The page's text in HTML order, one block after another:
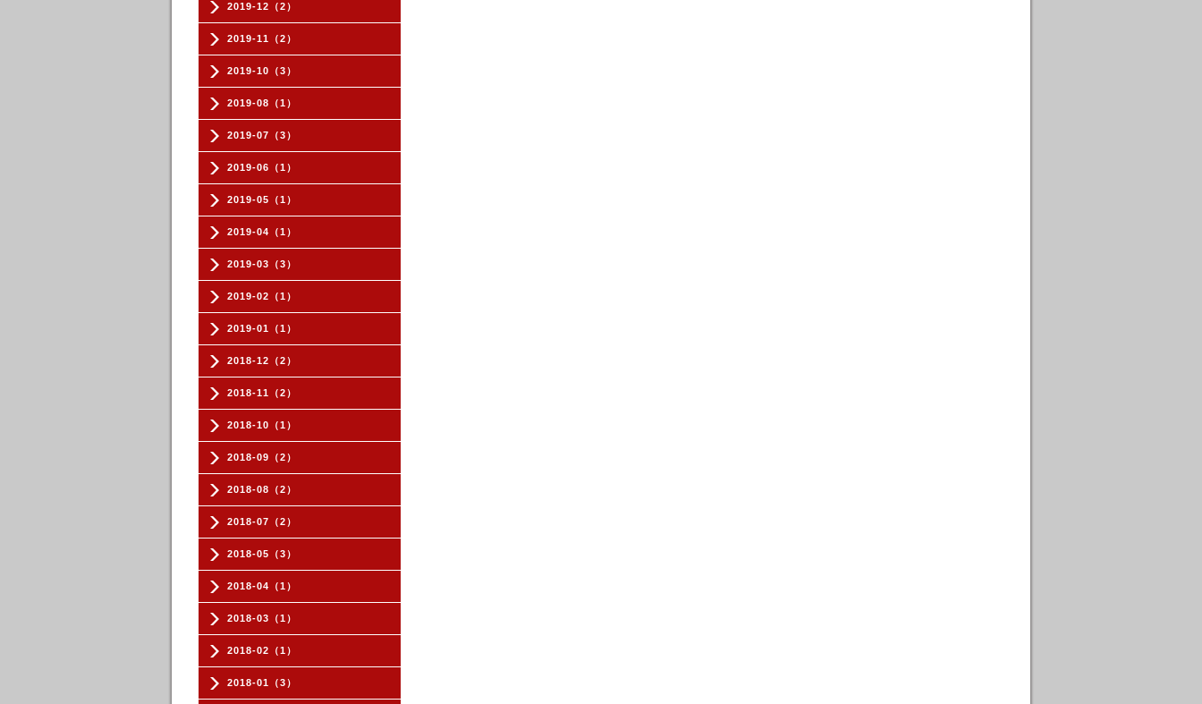
2019-12（2）
2019-11（2）
2019-10（3）
2019-08（1）
2019-07（3）
2019-06（1）
2019-05（1）
2019-04（1）
2019-03（3）
2019-02（1）
2019-01（1）
2018-12（2）
2018-11（2）
2018-10（1）
2018-09（2）
2018-08（2）
2018-07（2）
2018-05（3）
2018-04（1）
2018-03（1）
2018-02（1）
2018-01（3）